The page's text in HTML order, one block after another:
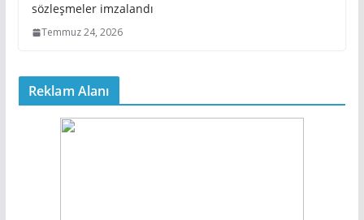
sözleşmeler imzalandı
Temmuz 24, 2026
Reklam Alanı